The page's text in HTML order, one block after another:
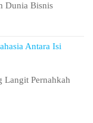
Dunia Bisnis
Antara Isi
Langit Pernahkah